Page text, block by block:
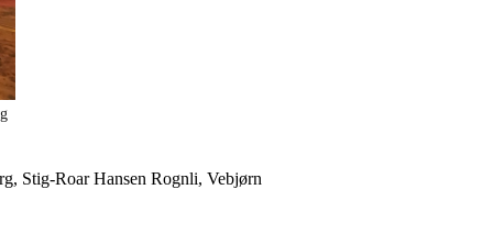
Stig-Roar Hansen Rognli, Vebjørn